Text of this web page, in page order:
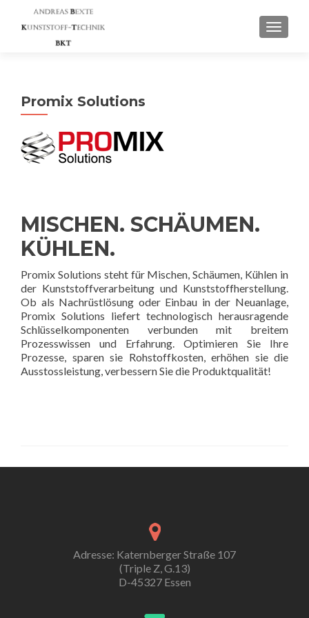
Promix Solutions
MISCHEN. SCHÄUMEN.
KÜHLEN.
Promix Solutions steht für Mischen, Schäumen, Kühlen in
der Kunststoffverarbeitung und Kunststoffherstellung.
Ob als Nachrüstlösung oder Einbau in der Neuanlage,
Promix Solutions liefert technologisch herausragende
Schlüsselkomponenten verbunden mit breitem
Prozesswissen und Erfahrung. Optimieren Sie Ihre
Prozesse, sparen sie Rohstoffkosten, erhöhen sie die
Ausstossleistung, verbessern Sie die Produktqualität!
Adresse: Katernberger Straße 107
(Triple Z, G.13)
D-45327 Essen